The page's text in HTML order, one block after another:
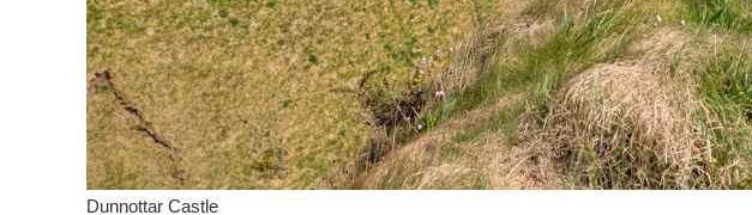
Dunnottar Castle